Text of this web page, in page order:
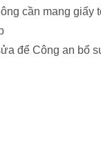
cần mang giấy
để Công an bổ